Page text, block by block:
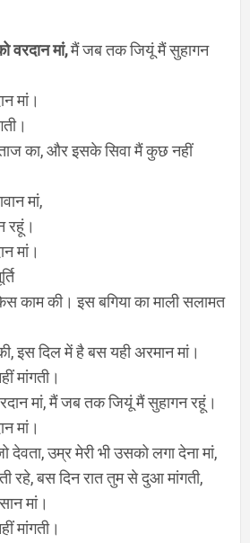
वरदान मां,मैं जब तक जियूं मैं सुहागन
मां।
का, और इसके सिवा मैं कुछ नहीं
मां,
रहूं।
मां।
काम की। इस बगिया का माली सलामत
इस दिल में है बस यही अरमान मां।
मांगती।
मां, मैं जब तक जियूं मैं सुहागन रहूं।
मां।
देवता, उम्र मेरी भी उसको लगा देना मां,
रहे, बस दिन रात तुम से दुआ मांगती,
मां।
मांगती।